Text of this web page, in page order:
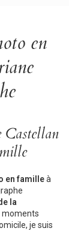
en
Castellan
en familleà
la
moments
je suis